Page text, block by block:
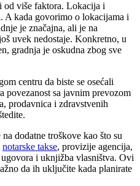
od više faktora. Lokacija i
A kada govorimo o lokacijama i
je značajna, ali je na
uvek nedostaje. Konkretno, u
gradnja je oskudna zbog sve
centru da biste se osećali
povezanost sa javnim prevozom
prodavnica i zdravstvenih
dodatne troškove kao što su
notarske takse, provizije agencija,
i uknjižba vlasništva. Ovi
da ih uključite kada planirate